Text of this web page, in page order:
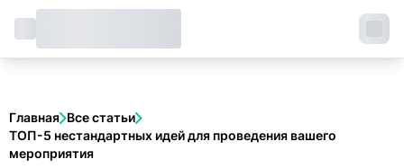
Главная Все статьи
ТОП-5 нестандартных идей для проведения вашего
мероприятия